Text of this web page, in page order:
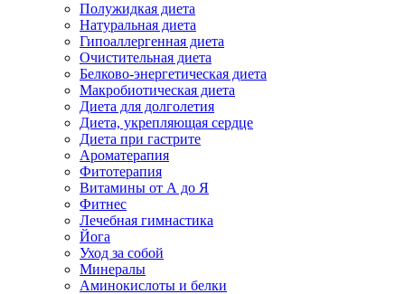
Полужидкая диета
Натуральная диета
Гипоаллергенная диета
Очистительная диета
Белково-энергетическая диета
Макробиотическая диета
Диета для долголетия
Диета, укрепляющая сердце
Диета при гастрите
Ароматерапия
Фитотерапия
Витамины от А до Я
Фитнес
Лечебная гимнастика
Йога
Уход за собой
Минералы
Аминокислоты и белки